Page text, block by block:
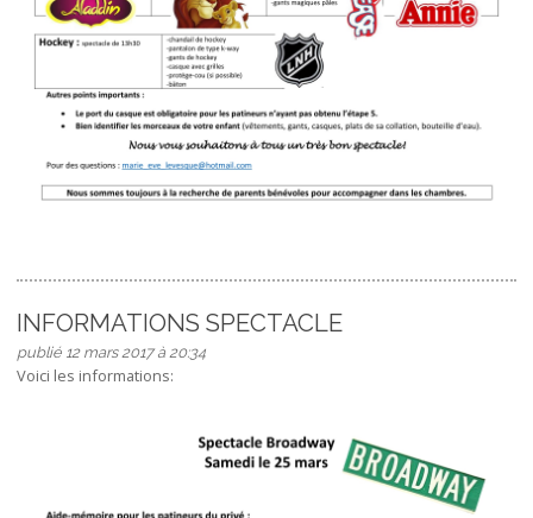
INFORMATIONS SPECTACLE
publié 12 mars 2017 à 20:34
Voici les informations: